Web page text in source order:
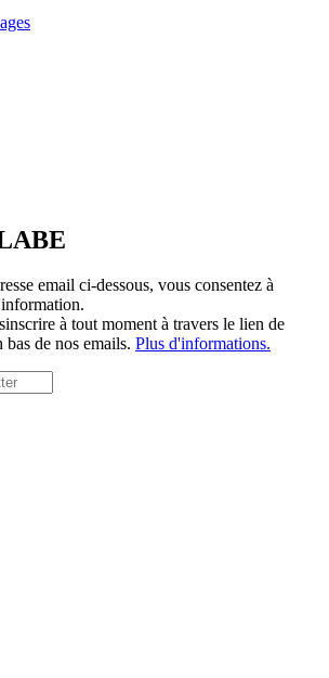
email ci-dessous, vous consentez à
à tout moment à travers le lien de
de nos emails. Plus d'informations.